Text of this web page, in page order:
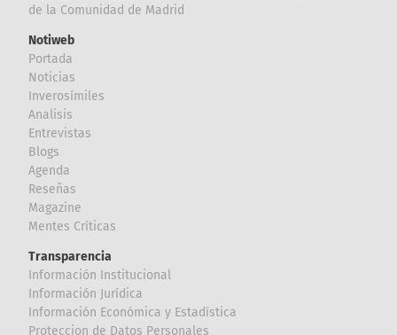
de la Comunidad de Madrid
Notiweb
Portada
Noticias
Inverosímiles
Analisis
Entrevistas
Blogs
Agenda
Reseñas
Magazine
Mentes Críticas
Transparencia
Información Institucional
Información Jurídica
Información Económica y Estadística
Proteccion de Datos Personales